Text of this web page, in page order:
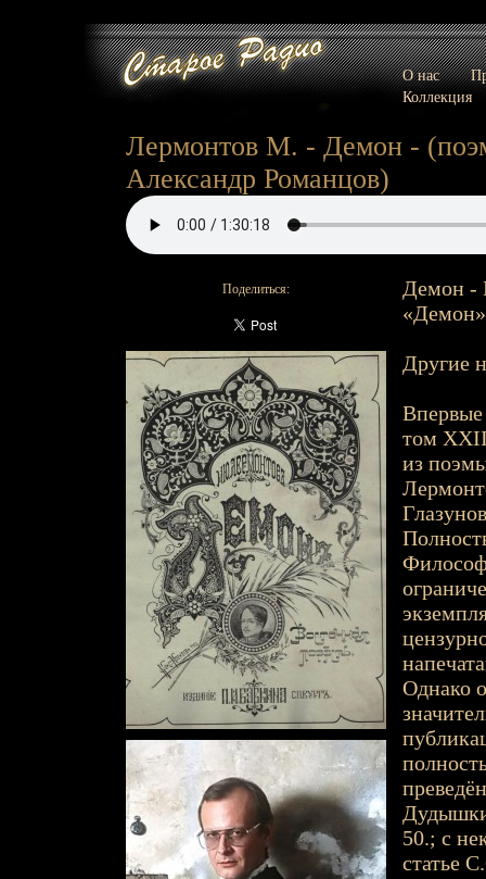
О нас
Коллекция
Лермонтов М. - Демон -
Александр Романцов)
Поделиться:
Демон -
«Демон»
Другие
Впервые
том
из
Однако
50.; с
статье